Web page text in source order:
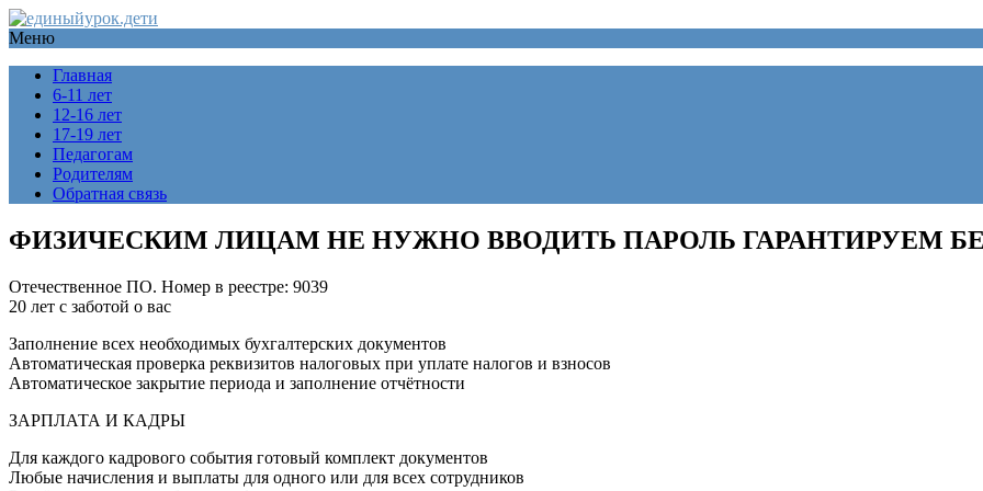
Меню
Главная
6-11 лет
12-16 лет
17-19 лет
Педагогам
Родителям
Обратная связь
ФИЗИЧЕСКИМ ЛИЦАМ НЕ НУЖНО ВВОДИТЬ ПАРОЛЬ ГАРАНТИРУЕМ
Отечественное ПО. Номер в реестре: 9039
20 лет с заботой о вас
Заполнение всех необходимых бухгалтерских документов
Автоматическая проверка реквизитов налоговых при уплате налогов и взносов
Автоматическое закрытие периода и заполнение отчётности
ЗАРПЛАТА И КАДРЫ
Для каждого кадрового события готовый комплект документов
Любые начисления и выплаты для одного или для всех сотрудников